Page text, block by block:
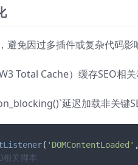
避免因过多插件或复杂代码
Total Cache）缓存SEO相
延迟加载非关键
( 'DOMContentLoaded'
关脚本